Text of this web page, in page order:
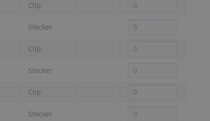
Clip
Stecker
Clip
Stecker
Clip
Stecker